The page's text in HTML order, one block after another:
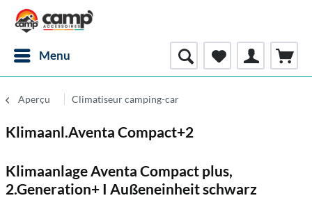
Menu
Aperçu Climatiseur camping-car
Klimaanl.Aventa Compact+2
Klimaanlage Aventa Compact plus,
2.Generation+ I Außeneinheit schwarz